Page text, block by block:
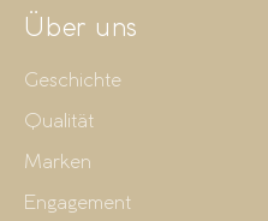
Über uns
Geschichte
Qualität
Marken
Engagement